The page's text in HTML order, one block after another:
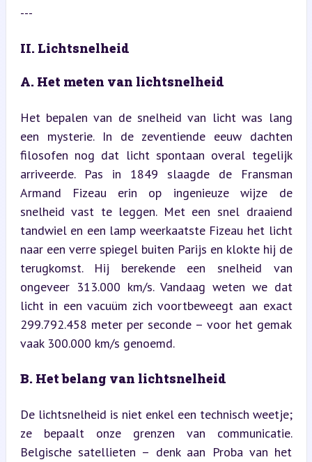
---
II. Lichtsnelheid
A. Het meten van lichtsnelheid
Het bepalen van de snelheid van licht was lang
een mysterie. In de zeventiende eeuw dachten
filosofen nog dat licht spontaan overal tegelijk
arriveerde. Pas in 1849 slaagde de Fransman
Armand Fizeau erin op ingenieuze wijze de
snelheid vast te leggen. Met een snel draaiend
tandwiel en een lamp weerkaatste Fizeau het licht
naar een verre spiegel buiten Parijs en klokte hij de
terugkomst. Hij berekende een snelheid van
ongeveer 313.000 km/s. Vandaag weten we dat
licht in een vacuüm zich voortbeweegt aan exact
299.792.458 meter per seconde – voor het gemak
vaak 300.000 km/s genoemd.
B. Het belang van lichtsnelheid
De lichtsnelheid is niet enkel een technisch weetje;
ze bepaalt onze grenzen van communicatie.
Belgische satellieten – denk aan Proba van het